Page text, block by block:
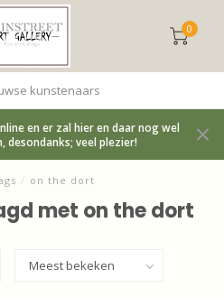
0
kunstenaars
en er zal hier en daar nog wel
desondanks; veel plezier!
/ on the dort
met on the dort